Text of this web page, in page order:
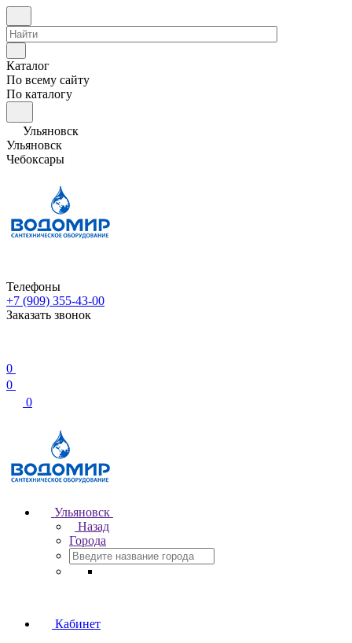
Каталог
По всему сайту
По каталогу
Ульяновск
Ульяновск
Чебоксары
Телефоны
+7 (909) 355-43-00
Заказать звонок
0
0
0
Ульяновск
Назад
Города
Кабинет